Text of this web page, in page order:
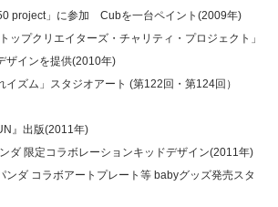
project」に参加 Cubを一台ペイント(2009年)
ップクリエイターズ・チャリティ・プロジェクト」
ザインを提供(2010年)
イズム」スタジオアート (第122回・第124回）
』出版(2011年)
ダ 限定コラボレーションキッドデザイン(2011年)
ンダ コラボアートプレート等 babyグッズ発売スタ